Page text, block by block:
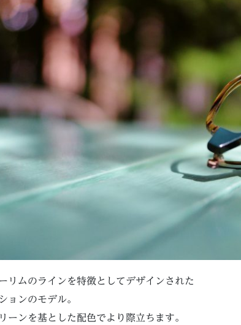
リムのラインを特徴としてデザインされた
ョンのモデル。
ーンを基とした配色でより際立ちます。